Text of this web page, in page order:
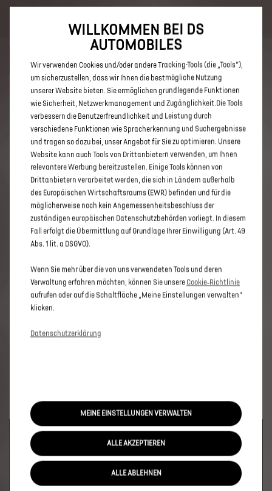
Hybride. Mehr erfahren >>
ENTDECKEN SIE ALLE DS 9 E-
TENSE MIT PLUG-IN-HYBRID
ANTRIEB
Welches Fahrzeug möchten Sie?
WILLKOMMEN BEI DS
AUTOMOBILES
Wir verwenden Cookies und/oder andere Tracking-Tools (die „Tools“),
um sicherzustellen, dass wir Ihnen die bestmögliche Nutzung
unserer Website bieten. Sie ermöglichen grundlegende Funktionen
wie Sicherheit, Netzwerkmanagement und Zugänglichkeit.Die Tools
verbessern die Benutzerfreundlichkeit und Leistung durch
verschiedene Funktionen wie Spracherkennung und Suchergebnisse
und tragen so dazu bei, unser Angebot für Sie zu optimieren. Unsere
Website kann auch Tools von Drittanbietern verwenden, um Ihnen
relevantere Werbung bereitzustellen. Einige Tools können von
Drittanbietern verarbeitet werden, die sich in Ländern außerhalb
des Europäischen Wirtschaftsraums (EWR) befinden und für die
möglicherweise noch kein Angemessenheitsbeschluss der
zuständigen europäischen Datenschutzbehörden vorliegt. In diesem
Fall erfolgt die Übermittlung auf Grundlage Ihrer Einwilligung (Art. 49
Abs. 1 lit. a DSGVO).
Wenn Sie mehr über die von uns verwendeten Tools und deren
Verwaltung erfahren möchten, können Sie unsere Cookie‑Richtlinie
aufrufen oder auf die Schaltfläche „Meine Einstellungen verwalten“
klicken.
Datenschutzerklärung
MEINE EINSTELLUNGEN VERWALTEN
ALLE AKZEPTIEREN
ALLE ABLEHNEN